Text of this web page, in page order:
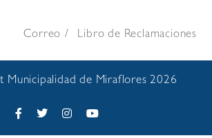
Correo Libro de Reclamaciones
Municipalidad de Miraflores 2026